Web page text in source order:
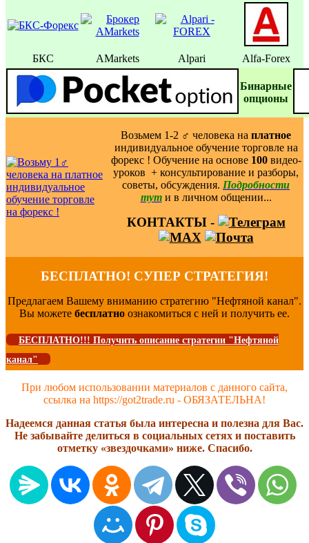
БКС AMarkets Alpari Alfa-Forex
Бинаpные
oпционы
Возьмем 1-2 ‍♂️ человека на платное
индивидуальное обучение торговле на
форекс ! Обучение на основе 100видео-
уроков ️ + консультирование и разборы,
советы, обсуждения. Подробности
тут и в личном общении...
КОНТАКТЫ -
БЕСПЛАТНО! СУПЕР СТРАТЕГИЯ!
Предлагаем Вашему вниманию стратегию "Нефтяной канал".
Вы можете бесплатно ознакомиться с ней и получить ее.
БЕСПЛАТНО!!! Получить описание стратегии "Нефтяной
канал"
При любом использовании материалов с данного сайта,
ссылка на https://got2trade.ru - ОБЯЗАТЕЛЬНА!
Надеемся данная статья была интересна и полезна для Вас.
Не забывайте делиться в социальных сетях и поставить
отметку «звездочками» ниже. Спасибо.